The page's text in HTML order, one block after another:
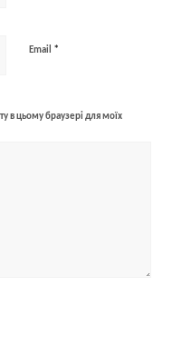
Email *
в цьому браузері для моїх